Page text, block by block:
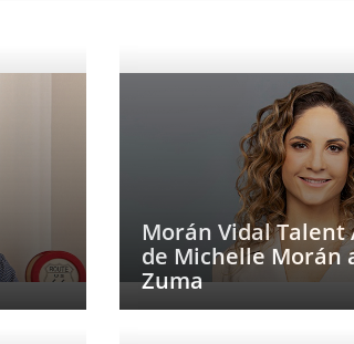
Morán Vidal Talent
de Michelle Morán
Zuma